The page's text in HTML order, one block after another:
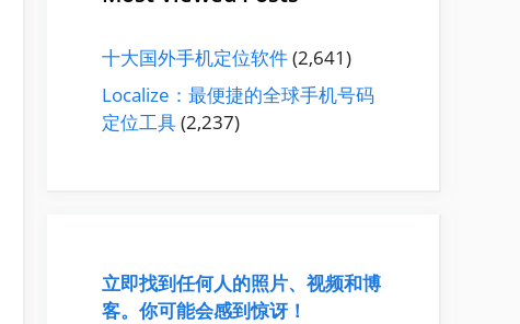
十大国外手机定位软件(2,641)
Localize：最便捷的全球手机号码
定位工具(2,237)
立即找到任何人的照片、视频和博
客。你可能会感到惊讶！